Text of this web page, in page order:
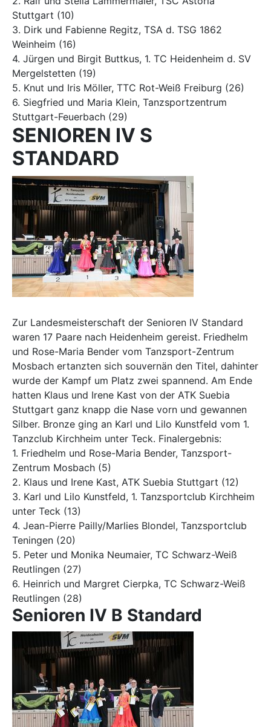
Stuttgart (10)
3. Dirk und Fabienne Regitz, TSA d. TSG 1862
Weinheim (16)
4. Jürgen und Birgit Buttkus, 1. TC Heidenheim d. SV
Mergelstetten (19)
5. Knut und Iris Möller, TTC Rot-Weiß Freiburg (26)
6. Siegfried und Maria Klein, Tanzsportzentrum
Stuttgart-Feuerbach (29)
SENIOREN IV S
STANDARD
Zur Landesmeisterschaft der Senioren IV Standard
waren 17 Paare nach Heidenheim gereist. Friedhelm
und Rose-Maria Bender vom Tanzsport-Zentrum
Mosbach ertanzten sich souvernän den Titel, dahinter
wurde der Kampf um Platz zwei spannend. Am Ende
hatten Klaus und Irene Kast von der ATK Suebia
Stuttgart ganz knapp die Nase vorn und gewannen
Silber. Bronze ging an Karl und Lilo Kunstfeld vom 1.
Tanzclub Kirchheim unter Teck. Finalergebnis:
1. Friedhelm und Rose-Maria Bender, Tanzsport-
Zentrum Mosbach (5)
2. Klaus und Irene Kast, ATK Suebia Stuttgart (12)
3. Karl und Lilo Kunstfeld, 1. Tanzsportclub Kirchheim
unter Teck (13)
4. Jean-Pierre Pailly/Marlies Blondel, Tanzsportclub
Teningen (20)
5. Peter und Monika Neumaier, TC Schwarz-Weiß
Reutlingen (27)
6. Heinrich und Margret Cierpka, TC Schwarz-Weiß
Reutlingen (28)
Senioren IV B Standard